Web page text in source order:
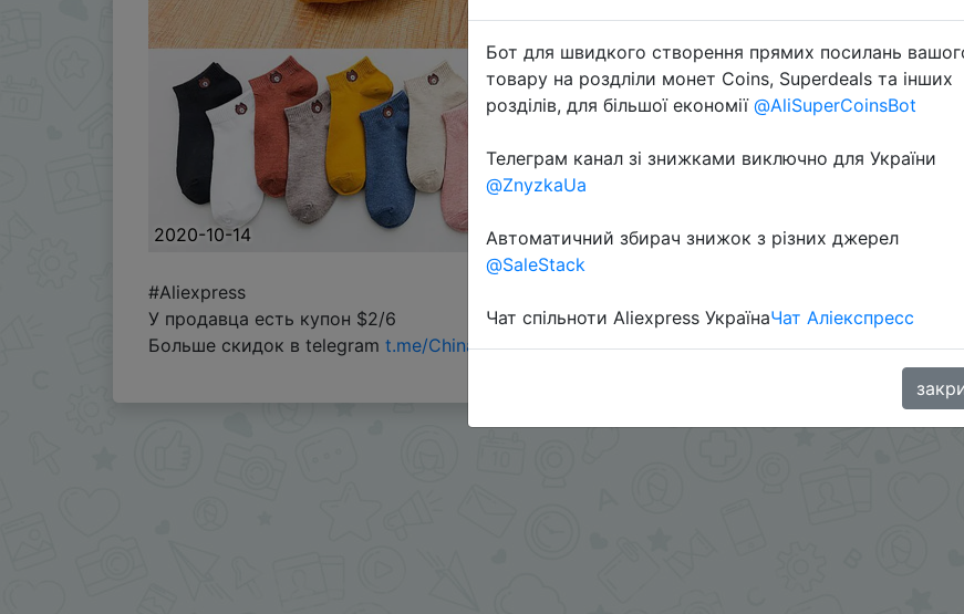
2020-10-14
#Aliexpress
У продавца есть купон $2/6
Больше скидок в telegram t.me/ChinaGoodBuy
Бот для швидкого створення прямих посилань
товару на роздліли монет Coins, Superdeals та інших
розділів, для більшої економії @AliSuperCoinsBot
Телеграм канал зі знижками виключно для України
@ZnyzkaUa
Автоматичний збирач знижок з різних джерел
@SaleStack
Чат спільноти Aliexpress УкраїнаЧат Аліекспресс